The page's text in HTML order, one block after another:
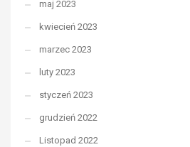
maj 2023
kwiecień 2023
marzec 2023
luty 2023
styczeń 2023
grudzień 2022
Listopad 2022